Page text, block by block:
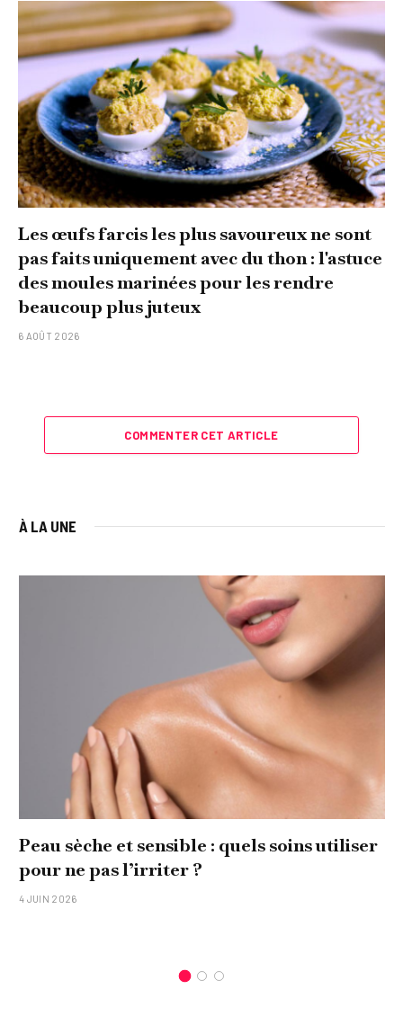
Les œufs farcis les plus savoureux ne sont
pas faits uniquement avec du thon : l'astuce
des moules marinées pour les rendre
beaucoup plus juteux
6 AOÛT 2026
COMMENTER CET ARTICLE
À LA UNE
Peau sèche et sensible : quels soins utiliser
pour ne pas l’irriter ?
4 JUIN 2026